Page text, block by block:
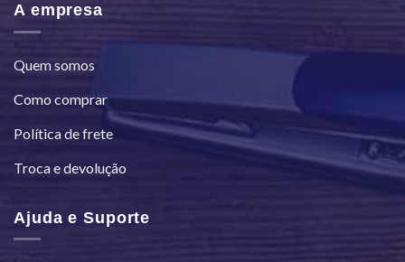
A empresa
Quem somos
Como comprar
Política de frete
Troca e devolução
Ajuda e Suporte